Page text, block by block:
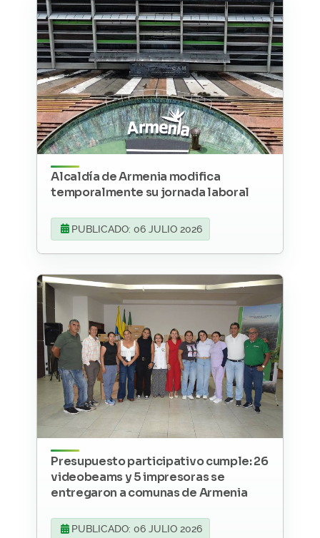
Alcaldía de Armenia modifica
temporalmente su jornada laboral
PUBLICADO: 06 JULIO 2026
Presupuesto participativo cumple: 26
videobeams y 5 impresoras se
entregaron a comunas de Armenia
PUBLICADO: 06 JULIO 2026